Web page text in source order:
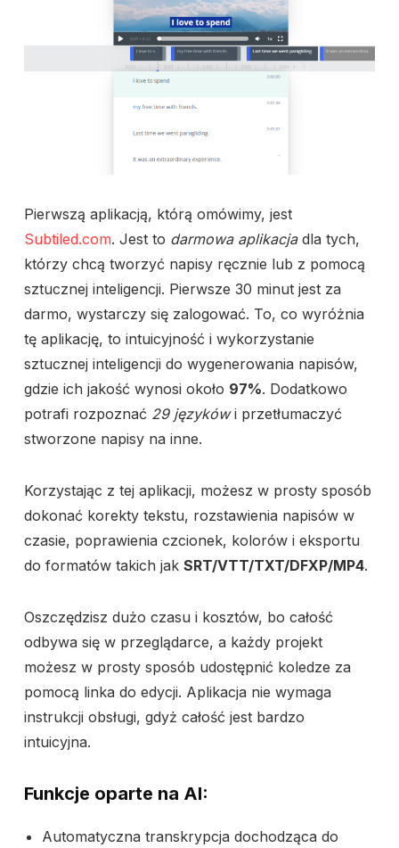
Pierwszą aplikacją, którą omówimy, jest
Subtiled.com. Jest to darmowa aplikacjadla tych,
którzy chcą tworzyć napisy ręcznie lub z pomocą
sztucznej inteligencji. Pierwsze 30 minut jest za
darmo, wystarczy się zalogować. To, co wyróżnia
tę aplikację, to intuicyjność i wykorzystanie
sztucznej inteligencji do wygenerowania napisów,
gdzie ich jakość wynosi około 97%. Dodatkowo
potrafi rozpoznać 29 językówi przetłumaczyć
stworzone napisy na inne.
Korzystając z tej aplikacji, możesz w prosty sposób
dokonać korekty tekstu, rozstawienia napisów w
czasie, poprawienia czcionek, kolorów i eksportu
do formatów takich jak SRT/VTT/TXT/DFXP/MP4.
Oszczędzisz dużo czasu i kosztów, bo całość
odbywa się w przeglądarce, a każdy projekt
możesz w prosty sposób udostępnić koledze za
pomocą linka do edycji. Aplikacja nie wymaga
instrukcji obsługi, gdyż całość jest bardzo
intuicyjna.
Funkcje oparte na AI:
Automatyczna transkrypcja dochodząca do